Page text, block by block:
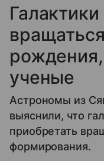
ученые
Астрономы из
выяснили, что
приобретать
формирования.